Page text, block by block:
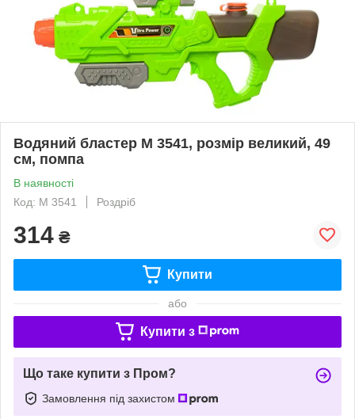
Водяний бластер M 3541, розмір великий, 49
см, помпа
В наявності
Код: M 3541
Роздріб
314 ₴
Купити
або
Купити з
Що таке купити з Пром?
Замовлення під захистом